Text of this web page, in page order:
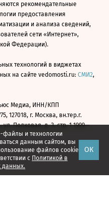
файлы и технологии
данным сайтом, вы
файлов cookie
с Политикой в
данных.
ОК
рекомендательные
предоставления
и анализа сведений,
сети «Интернет»,
Федерации).
технологий в виджетах
на сайте vedomosti.ru: СМИ2,
Медиа, ИНН/КПП
127018, г. Москва, вн.тер.г.
Полковая, д. 3, стр. 1 1999—